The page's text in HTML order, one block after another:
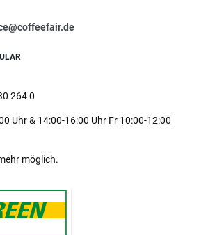
264 0
Uhr & 14:00-16:00 Uhr Fr 10:00-12:00
möglich.